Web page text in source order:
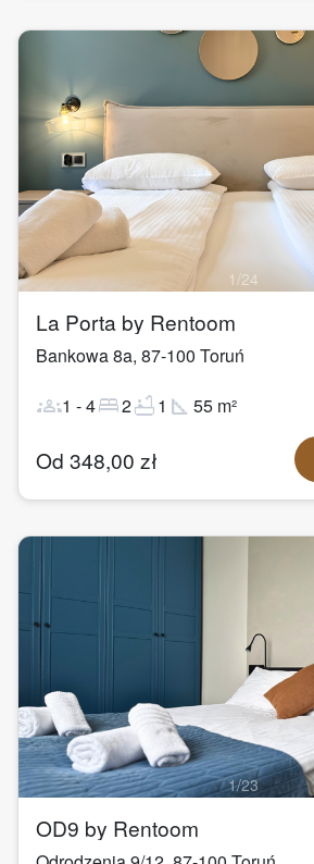
1/24
La Porta by Rentoom
Bankowa 8a, 87-100 Toruń
groups1 -4bed2bathtub1 square_foot 55 m²
Od 348,00 zł
1/23
OD9 by Rentoom